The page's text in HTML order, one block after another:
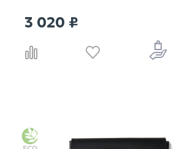
3 020 ₽